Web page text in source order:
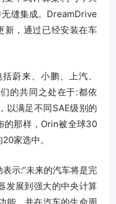
缝集成。DreamDrive
新，通过已经安装在车
蔚来、小鹏、上汽、
的共同之处在于:都依
以满足不同SAE级别的
的那样，Orin被全球30
家选中。
示:“未来的汽车将是完
发展到强大的中央计算